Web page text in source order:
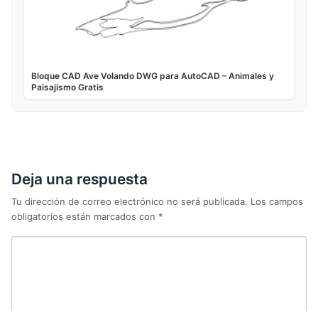
Bloque CAD Ave Volando DWG para AutoCAD – Animales y
Paisajismo Gratis
Deja una respuesta
Tu dirección de correo electrónico no será publicada. Los campos
obligatorios están marcados con *